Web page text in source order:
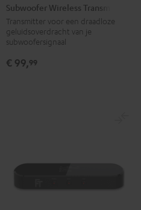
Wireless
Transmitter
Zwart
Subwoofer Wireless Transmitter
Transmitter voor een draadloze
geluidsoverdracht van je
subwoofersignaal
€ 99,99